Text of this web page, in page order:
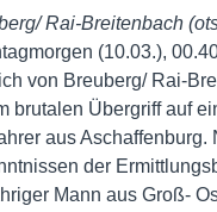
Rai-Breitenbach
(10.03.),
von Breuberg/ Rai-
brutalen Übergriff auf
aus Aschaffenburg.
der
Mann aus Groß-